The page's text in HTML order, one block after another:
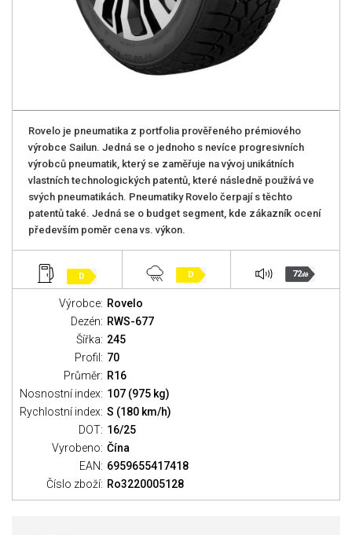
Rovelo je pneumatika z portfolia prověřeného prémiového
výrobce Sailun. Jedná se o jednoho s nevíce progresivních
výrobců pneumatik, který se zaměřuje na vývoj unikátních
vlastních technologických patentů, které následně používá ve
svých pneumatikách. Pneumatiky Rovelo čerpají s těchto
patentů také. Jedná se o budget segment, kde zákazník ocení
především poměr cena vs. výkon.
D D 72dB
Výrobce: Rovelo
Dezén: RWS-677
Šířka: 245
Profil: 70
Průměr: R16
Nosnostní index: 107 (975 kg)
Rychlostní index: S (180 km/h)
DOT: 16/25
Vyrobeno: Čína
EAN: 6959655417418
Číslo zboží: Ro3220005128